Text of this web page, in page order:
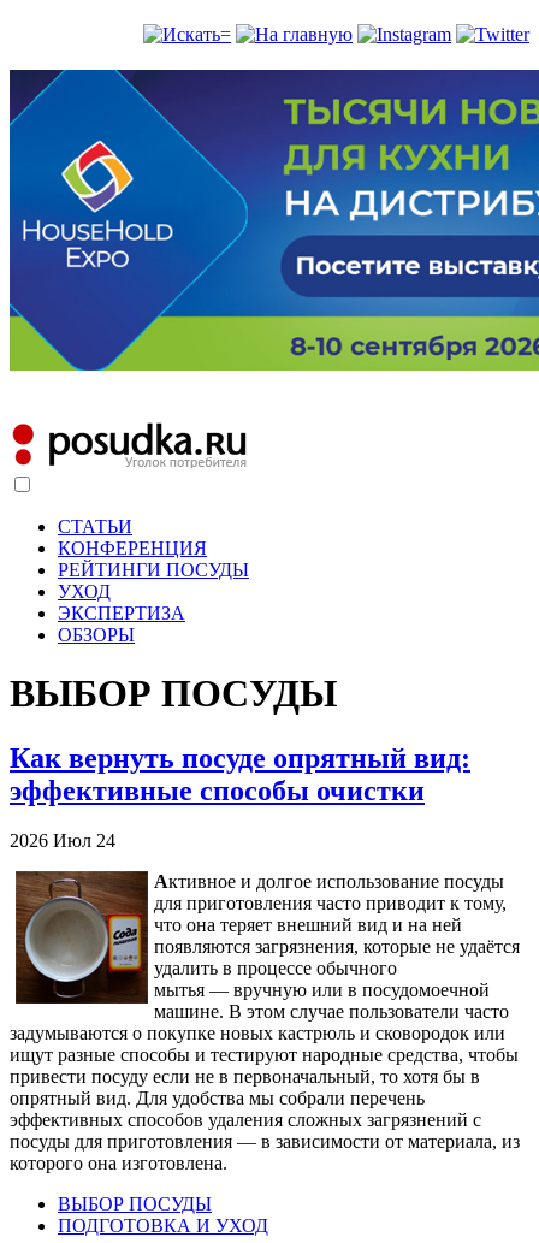
СТАТЬИ
КОНФЕРЕНЦИЯ
РЕЙТИНГИ ПОСУДЫ
УХОД
ЭКСПЕРТИЗА
ОБЗОРЫ
ВЫБОР ПОСУДЫ
Как вернуть посуде опрятный вид:
эффективные способы очистки
2026 Июл 24
Активное и долгое использование посуды
для приготовления часто приводит к тому,
что она теряет внешний вид и на ней
появляются загрязнения, которые не удаётся
удалить в процессе обычного
мытья — вручную или в посудомоечной
машине. В этом случае пользователи часто
задумываются о покупке новых кастрюль и сковородок или
ищут разные способы и тестируют народные средства, чтобы
привести посуду если не в первоначальный, то хотя бы в
опрятный вид. Для удобства мы собрали перечень
эффективных способов удаления сложных загрязнений с
посуды для приготовления — в зависимости от материала, из
которого она изготовлена.
ВЫБОР ПОСУДЫ
ПОДГОТОВКА И УХОД